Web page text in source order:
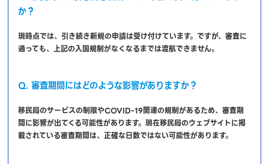
か？
現時点では、引き続き新規の申請は受け付けています。ですが、審査に
通っても、上記の入国規制がなくなるまでは渡航できません。
Q. 審査期間にはどのような影響がありますか？
移民局のサービスの制限やCOVID-19関連の規制があるため、審査期
間に影響が出てくる可能性があります。現在移民局のウェブサイトに掲
載されている審査期間は、正確な日数ではない可能性があります。